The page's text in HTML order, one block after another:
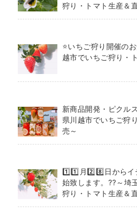
狩り・トマト生産＆
⭐️いちご狩り開催の
越市でいちご狩り・
新商品開発・ピクル
県川越市でいちご狩
売～
1️⃣1️⃣月2️⃣8️⃣日から
始致します。??～埼
狩り・トマト生産＆